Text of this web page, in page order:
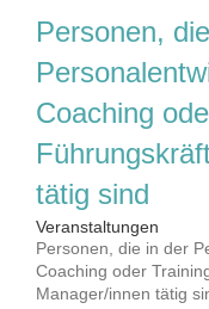
Personen,
Coaching
tätig sind
Veranstaltungen
Personen, die in der
Coaching oder
Manager/innen tätig